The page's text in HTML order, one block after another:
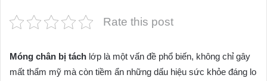
Rate this post
Móng chân bị tách lớp là một vấn đề phổ biến, không chỉ gây
mất thẩm mỹ mà còn tiềm ẩn những dấu hiệu sức khỏe đáng lo